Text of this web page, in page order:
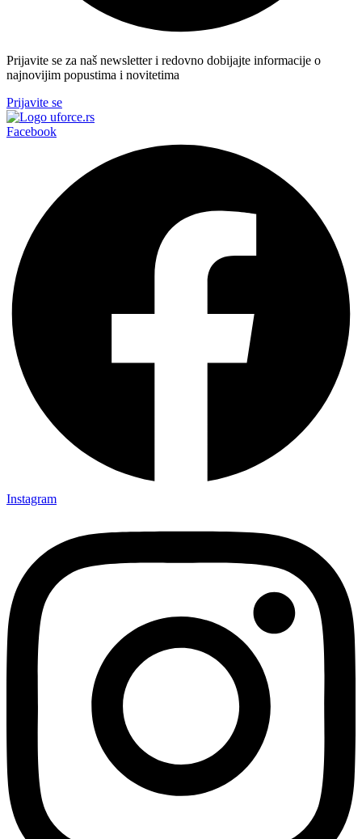
Prijavite se za naš newsletter i redovno dobijajte informacije o
najnovijim popustima i novitetima
Prijavite se
Facebook
Instagram